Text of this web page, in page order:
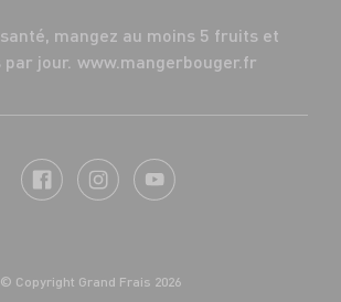
mangez au moins 5 fruits et
jour. www.mangerbouger.fr
© Copyright Grand Frais 2026